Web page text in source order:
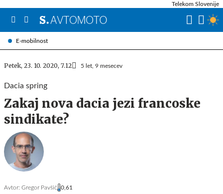
E-mobilnost
Telekom Slovenije
Petek, 23. 10. 2020, 7.12 5 let, 9 mesecev
Dacia spring
Zakaj nova dacia jezi francoske
sindikate?
Avtor: Gregor Pavšič 0,61